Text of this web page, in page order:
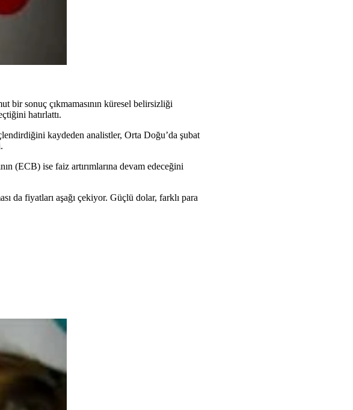
bir sonuç çıkmamasının küresel belirsizliği
hatırlattı.
kaydeden analistler, Orta Doğu’da şubat
(ECB) ise faiz artırımlarına devam edeceğini
da fiyatları aşağı çekiyor. Güçlü dolar, farklı para